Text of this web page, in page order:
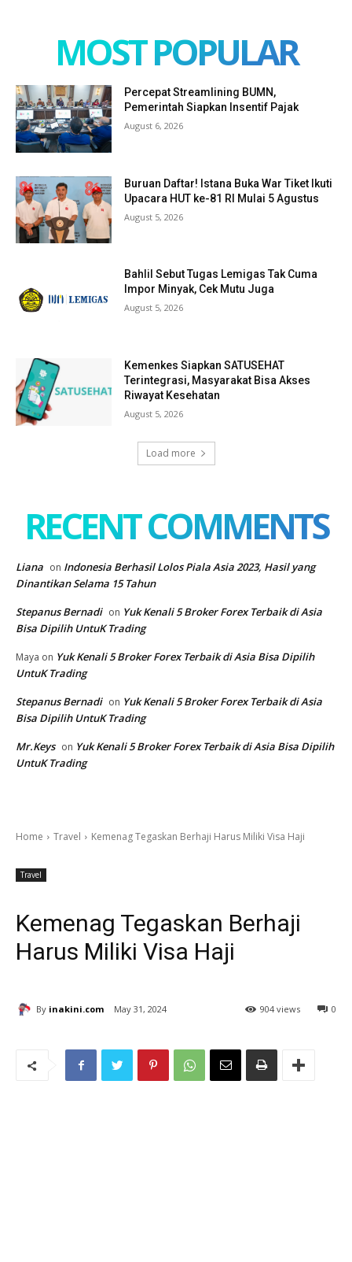
MOST POPULAR
Percepat Streamlining BUMN,
Pemerintah Siapkan Insentif Pajak
August 6, 2026
Buruan Daftar! Istana Buka War Tiket Ikuti
Upacara HUT ke-81 RI Mulai 5 Agustus
August 5, 2026
Bahlil Sebut Tugas Lemigas Tak Cuma
Impor Minyak, Cek Mutu Juga
August 5, 2026
Kemenkes Siapkan SATUSEHAT
Terintegrasi, Masyarakat Bisa Akses
Riwayat Kesehatan
August 5, 2026
Load more
RECENT COMMENTS
Liana on Indonesia Berhasil Lolos Piala Asia 2023, Hasil yang
Dinantikan Selama 15 Tahun
Stepanus Bernadi on Yuk Kenali 5 Broker Forex Terbaik di Asia
Bisa Dipilih UntuK Trading
Maya on Yuk Kenali 5 Broker Forex Terbaik di Asia Bisa Dipilih
UntuK Trading
Stepanus Bernadi on Yuk Kenali 5 Broker Forex Terbaik di Asia
Bisa Dipilih UntuK Trading
Mr.Keys on Yuk Kenali 5 Broker Forex Terbaik di Asia Bisa Dipilih
UntuK Trading